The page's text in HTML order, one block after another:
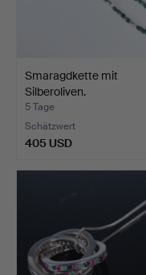
Smaragdkette mit
Silberoliven.
5 Tage
Schätzwert
405 USD